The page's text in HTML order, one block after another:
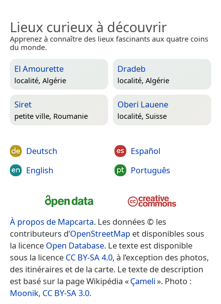
Lieux curieux à découvrir
Apprenez à connaître des lieux fascinants aux quatre coins
du monde.
El Amourette
localité, Algérie
Dradeb
localité, Algérie
Siret
petite ville, Roumanie
Oberi Lauene
localité, Suisse
Deutsch
English
Español
Português
À propos de Mapcarta. Les données © les
contributeurs d’OpenStreetMap et disponibles sous
la licence Open Database. Le texte est disponible
sous la licence CC BY-SA 4.0, à l’exception des photos,
des itinéraires et de la carte. Le texte de description
est basé sur la page Wikipédia «Çameli». Photo :
Moonik, CC BY-SA 3.0.